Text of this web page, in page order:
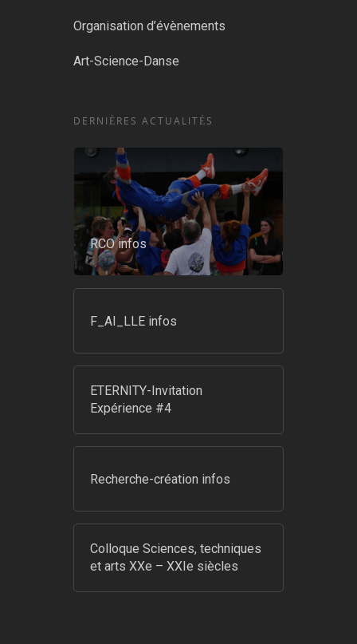
Organisation d’évènements
Art-Science-Danse
DERNIÈRES ACTUALITÉS
RCO infos
F_AI_LLE infos
ETERNITY-Invitation
Expérience #4
Recherche-création infos
Colloque Sciences, techniques
et arts XXe – XXIe siècles